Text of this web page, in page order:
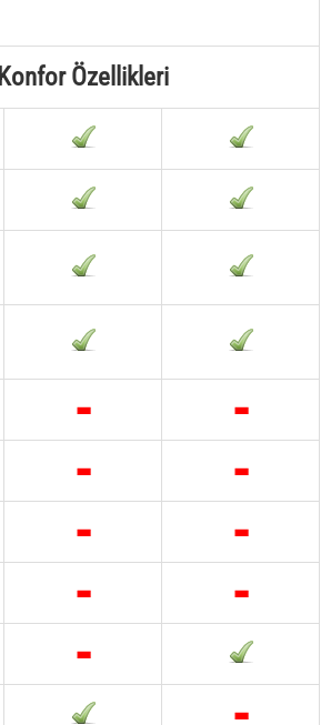
Konfor Özellikleri